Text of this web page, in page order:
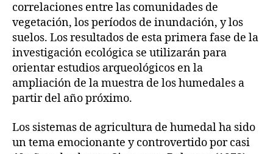
correlaciones entre las comunidades de
vegetación, los períodos de inundación, y los
suelos. Los resultados de esta primera fase de la
investigación ecológica se utilizarán para
orientar estudios arqueológicos en la
ampliación de la muestra de los humedales a
partir del año próximo.
Los sistemas de agricultura de humedal ha sido
un tema emocionante y controvertido por casi